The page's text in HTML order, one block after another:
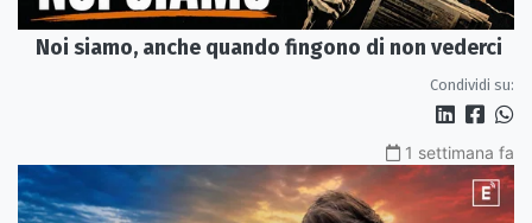
Noi siamo, anche quando fingono di non vederci
Condividi su:
1 settimana fa